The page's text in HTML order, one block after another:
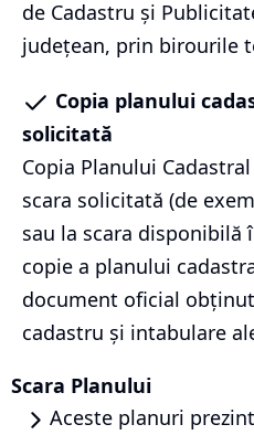
de Cadastru și
județean, prin birourile
Copia planului
solicitată
Copia Planului
scara solicitată (de
sau la scara disponibilă
copie a planului
document oficial
cadastru și intabulare
Scara Planului
Aceste planuri